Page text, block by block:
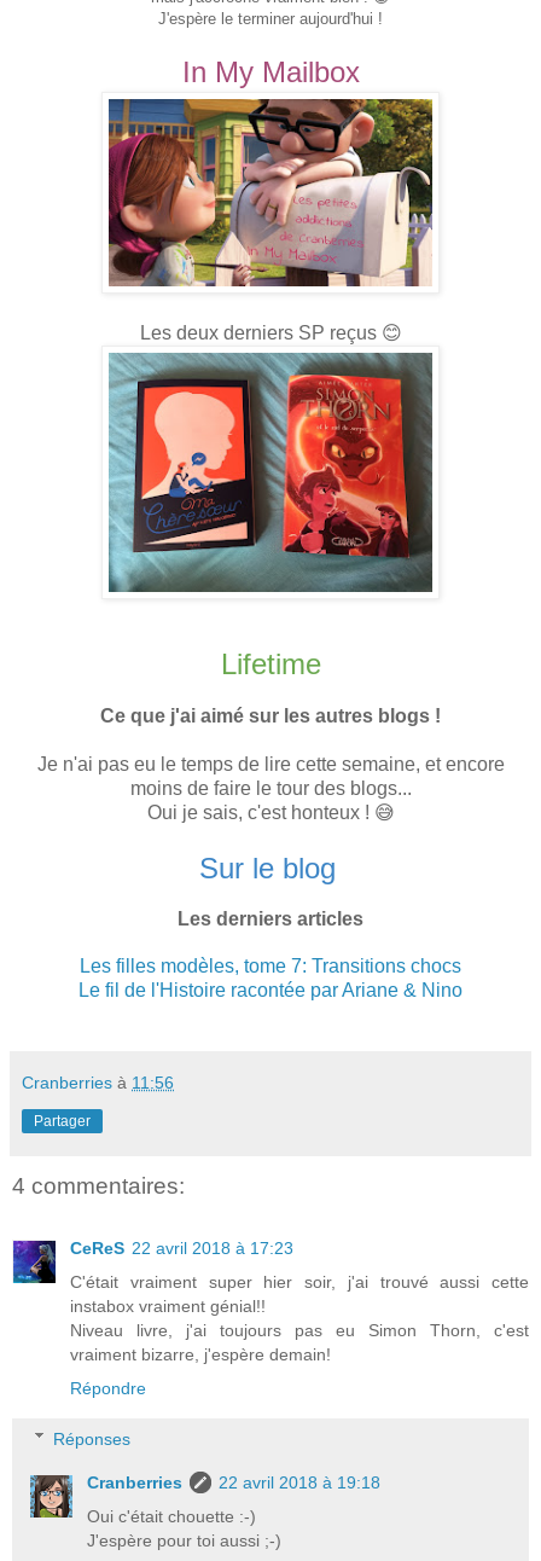
J'espère le terminer aujourd'hui !
In My Mailbox
Les deux derniers SP reçus 😊
Lifetime
Ce que j'ai aimé sur les autres blogs !
Je n'ai pas eu le temps de lire cette semaine, et encore
moins de faire le tour des blogs...
Oui je sais, c'est honteux ! 😅
Sur le blog
Les derniers articles
Les filles modèles, tome 7: Transitions chocs
Le fil de l'Histoire racontée par Ariane & Nino
Cranberries à 11:56
Partager
4 commentaires:
CeReS 22 avril 2018 à 17:23
C'était vraiment super hier soir, j'ai trouvé aussi cette
instabox vraiment génial!!
Niveau livre, j'ai toujours pas eu Simon Thorn, c'est
vraiment bizarre, j'espère demain!
Répondre
Réponses
Cranberries
22 avril 2018 à 19:18
Oui c'était chouette :-)
J'espère pour toi aussi ;-)